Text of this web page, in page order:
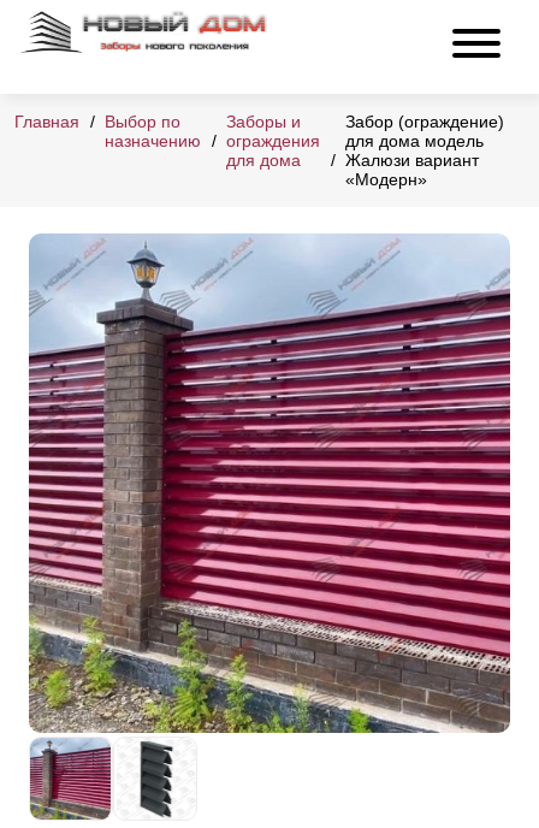
Главная
Выбор по
назначению
Заборы и
ограждения
для дома
Забор (ограждение)
для дома модель
Жалюзи вариант
«Модерн»